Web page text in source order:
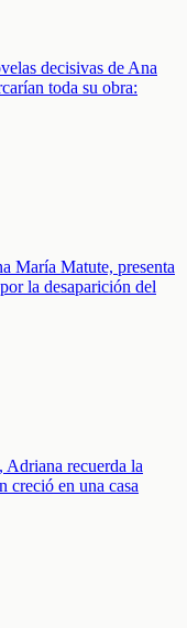
decisivas de Ana
toda su obra:
María Matute, presenta
la desaparición del
Adriana recuerda la
creció en una casa